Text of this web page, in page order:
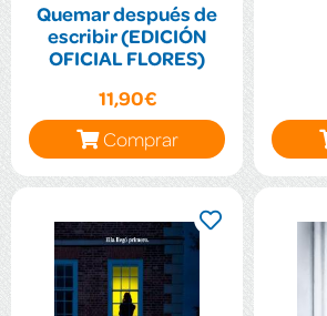
Quemar después de
escribir (EDICIÓN
OFICIAL FLORES)
11,90€
Comprar